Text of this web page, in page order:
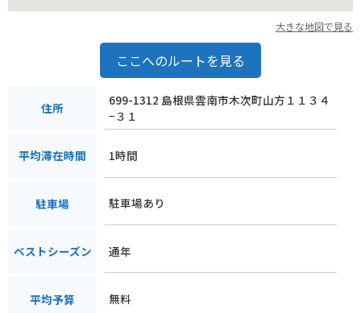
り、地元の食材を使用した料理や、特産品を購入することがで
きます。おすすめは、益田市産の新鮮な野菜や果物を使用した
ーツの爽やかな酸味が絶妙な味わいです。
ースがあります。また、周辺には、ワインディングロードが楽
しめるスポットも多いため、ツーリングの休憩場所としても最
大きな地図で見る
ここへのルートを見る
住所
699-1312 島根県雲南市木次町山方１１３４
−３１
平均滞在時間 1時間
駐車場 駐車場あり
ベストシーズン 通年
平均予算 無料